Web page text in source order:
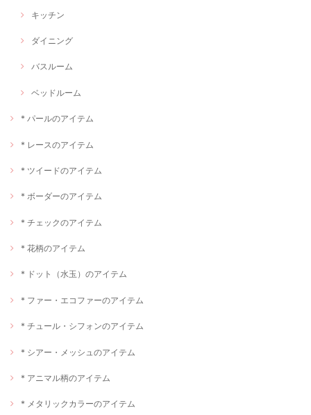
キッチン
ダイニング
バスルーム
ベッドルーム
* パールのアイテム
* レースのアイテム
* ツイードのアイテム
* ボーダーのアイテム
* チェックのアイテム
* 花柄のアイテム
* ドット（水玉）のアイテム
* ファー・エコファーのアイテム
* チュール・シフォンのアイテム
* シアー・メッシュのアイテム
* アニマル柄のアイテム
* メタリックカラーのアイテム